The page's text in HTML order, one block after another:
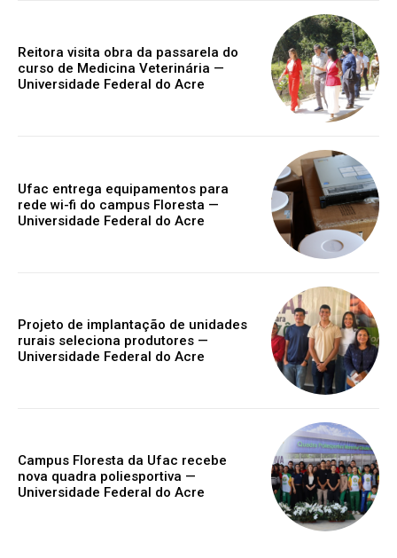
Reitora visita obra da passarela do
curso de Medicina Veterinária —
Universidade Federal do Acre
Ufac entrega equipamentos para
rede wi-fi do campus Floresta —
Universidade Federal do Acre
Projeto de implantação de unidades
rurais seleciona produtores —
Universidade Federal do Acre
Campus Floresta da Ufac recebe
nova quadra poliesportiva —
Universidade Federal do Acre